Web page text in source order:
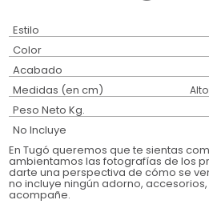
Estilo
Color
Acabado
Medidas (en cm)
Peso Neto Kg.
No Incluye
En Tugó queremos que te sientas
ambientamos las fotografías de los
darte una perspectiva de cómo se
no incluye ningún adorno,
acompañe.